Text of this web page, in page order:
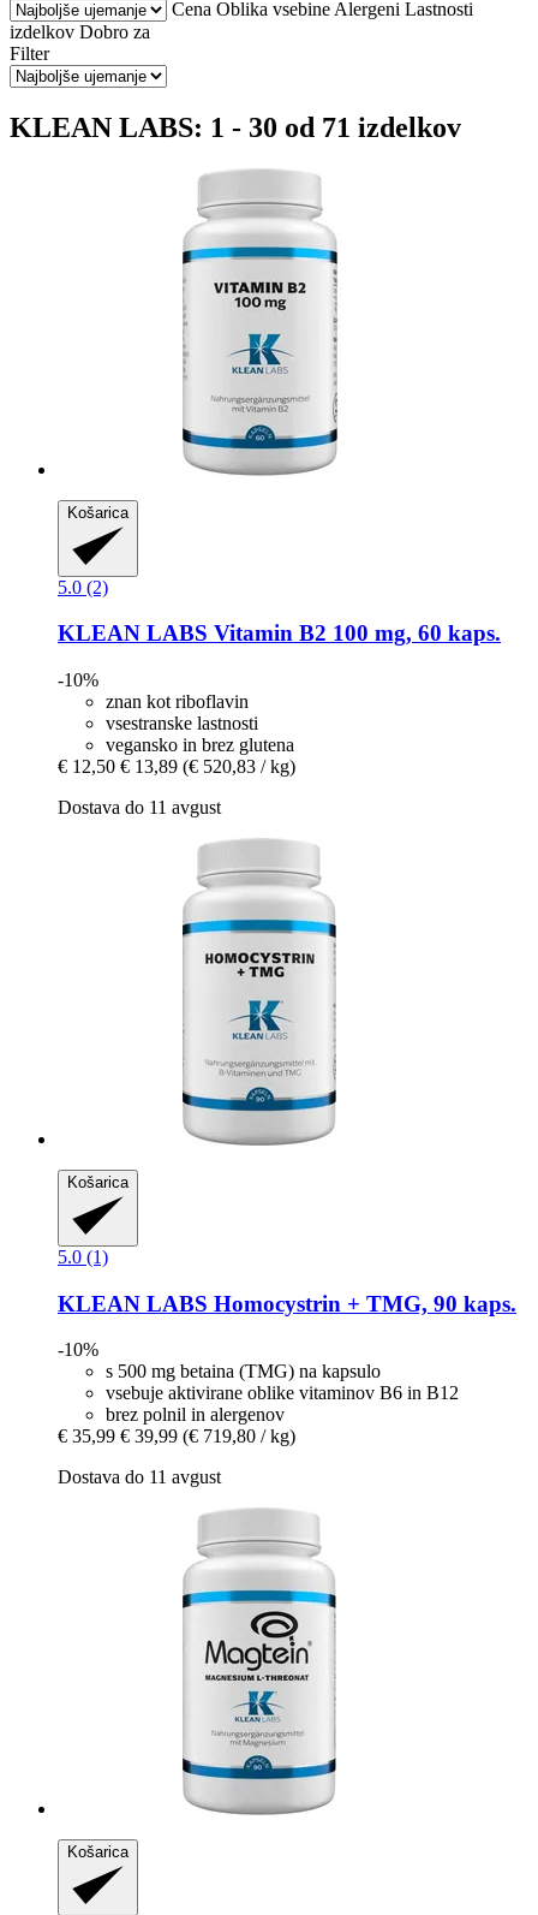
Cena Oblika vsebine Alergeni Lastnosti
izdelkov Dobro za
Filter
KLEAN LABS: 1 - 30 od 71 izdelkov
Košarica
5.0 (2)
KLEAN LABS Vitamin B2 100 mg, 60 kaps.
-10%
znan kot riboflavin
vsestranske lastnosti
vegansko in brez glutena
€ 12,50 € 13,89 (€ 520,83 / kg)
Dostava do 11 avgust
Košarica
5.0 (1)
KLEAN LABS Homocystrin + TMG, 90 kaps.
-10%
s 500 mg betaina (TMG) na kapsulo
vsebuje aktivirane oblike vitaminov B6 in B12
brez polnil in alergenov
€ 35,99 € 39,99 (€ 719,80 / kg)
Dostava do 11 avgust
Košarica